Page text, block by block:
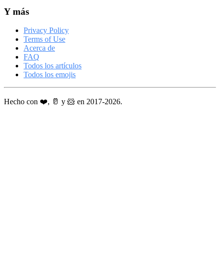
Y más
Privacy Policy
Terms of Use
Acerca de
FAQ
Todos los artículos
Todos los emojis
Hecho con ❤️, 🥛 y 🐹 en 2017-2026.